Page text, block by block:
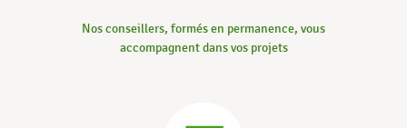
Nos conseillers, formés en permanence, vous
accompagnent dans vos projets